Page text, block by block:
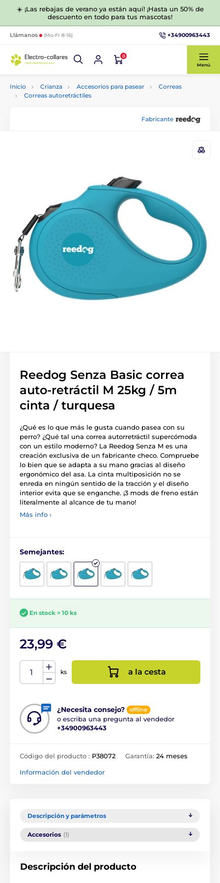
☀️ ¡Las rebajas de verano ya están aquí! ¡Hasta un 50% de
descuento en todo para tus mascotas!
Llámanos (Mo-Fr 8-16) +34900963443
0
Menú
Inicio Crianza Accesorios para pasear
Correas
Correas autoretráctiles
Fabricante
Reedog Senza Basic correa
auto-retráctil M 25kg / 5m
cinta / turquesa
¿Qué es lo que más le gusta cuando pasea con su
perro? ¿Qué tal una correa autorretráctil supercómoda
con un estilo moderno? La Reedog Senza M es una
creación exclusiva de un fabricante checo. Compruebe
lo bien que se adapta a su mano gracias al diseño
ergonómico del asa. La cinta multiposición no se
enreda en ningún sentido de la tracción y el diseño
interior evita que se enganche. ¡3 mods de freno están
literalmente al alcance de tu mano!
Más info ›
Semejantes:
En stock > 10 ks
23,99 €
ks a la cesta
¿Necesita consejo? offline
o escriba una pregunta al vendedor
+34900963443
Código del producto : P38072 Garantía: 24 meses
Información del vendedor
Descripción y parámetros
Accesorios (1)
Descripción del producto